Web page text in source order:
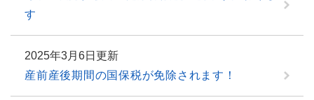
す
2025年3月6日更新
産前産後期間の国保税が免除されます！